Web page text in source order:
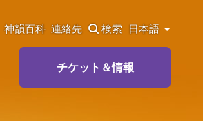
神韻百科 連絡先 検索 日本語
チケット＆情報